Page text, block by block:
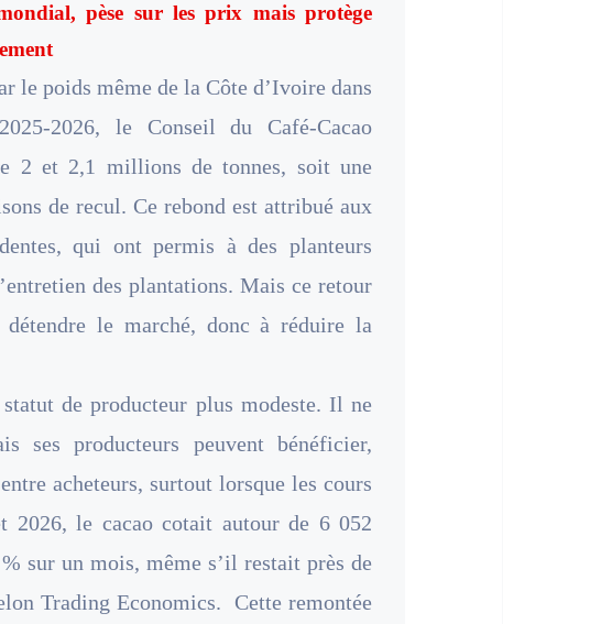
pèse sur les prix mais protège
le poids même de la Côte d’Ivoire dans
2026, le Conseil du Café-Cacao
2 et 2,1 millions de tonnes, soit une
de recul. Ce rebond est attribué aux
qui ont permis à des planteurs
des plantations. Mais ce retour
le marché, donc à réduire la
de producteur plus modeste. Il ne
ses producteurs peuvent bénéficier,
acheteurs, surtout lorsque les cours
2026, le cacao cotait autour de 6 052
sur un mois, même s’il restait près de
Trading Economics. Cette remontée